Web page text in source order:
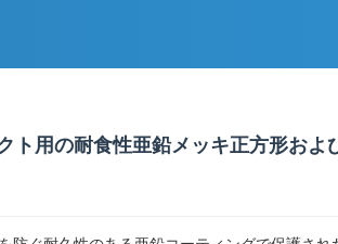
ト用の耐食性亜鉛メッキ正方形およ